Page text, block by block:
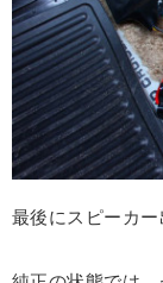
最後にスピーカー